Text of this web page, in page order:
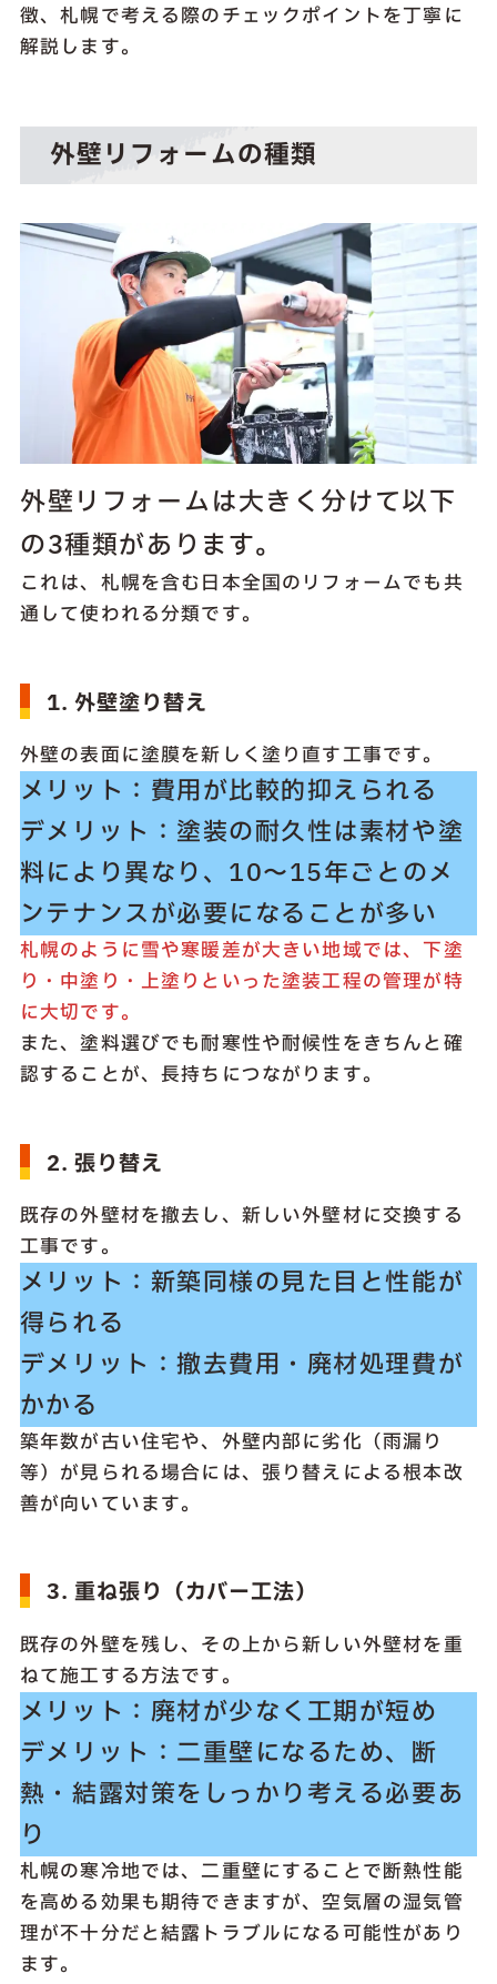
徴、札幌で考える際のチェックポイントを丁寧に
解説します。
外壁リフォームの種類
外壁リフォームは大きく分けて以下
の3種類があります。
これは、札幌を含む日本全国のリフォームでも共
通して使われる分類です。
1. 外壁塗り替え
外壁の表面に塗膜を新しく塗り直す工事です。
メリット：費用が比較的抑えられる
デメリット：塗装の耐久性は素材や塗
料により異なり、10〜15年ごとのメ
ンテナンスが必要になることが多い
札幌のように雪や寒暖差が大きい地域では、下塗
り・中塗り・上塗りといった塗装工程の管理が特
に大切です。
また、塗料選びでも耐寒性や耐候性をきちんと確
認することが、長持ちにつながります。
2. 張り替え
既存の外壁材を撤去し、新しい外壁材に交換する
工事です。
メリット：新築同様の見た目と性能が
得られる
デメリット：撤去費用・廃材処理費が
かかる
築年数が古い住宅や、外壁内部に劣化（雨漏り
等）が見られる場合には、張り替えによる根本改
善が向いています。
3. 重ね張り（カバー工法）
既存の外壁を残し、その上から新しい外壁材を重
ねて施工する方法です。
メリット：廃材が少なく工期が短め
デメリット：二重壁になるため、断
熱・結露対策をしっかり考える必要あ
り
札幌の寒冷地では、二重壁にすることで断熱性能
を高める効果も期待できますが、空気層の湿気管
理が不十分だと結露トラブルになる可能性があり
ます。